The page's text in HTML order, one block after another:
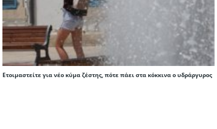
Ετοιμαστείτε για νέο κύμα ζέστης, πότε πάει στα κόκκινα ο υδράργυρος